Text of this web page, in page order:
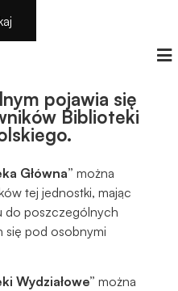
pojawia się
Biblioteki
Główna” można
tej jednostki, mając
do poszczególnych
się pod osobnymi
Wydziałowe” można